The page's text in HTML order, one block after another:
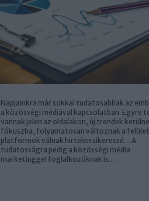
Napjainkra már sokkal tudatosabbak az
a közösségi médiával kapcsolatban. Egyre
vannak jelen az oldalakon, új trendek
fókuszba, folyamatosan változnak a
platformok válnak hirtelen sikeressé… A
tudatosságra pedig a közösségi média
marketinggel foglalkozóknak is…